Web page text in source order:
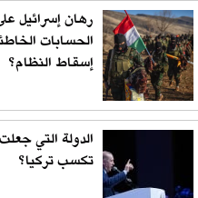
رهان إسرائيل
الحسابات
إسقاط النظام؟
الدولة التي
تكسب تركيا؟